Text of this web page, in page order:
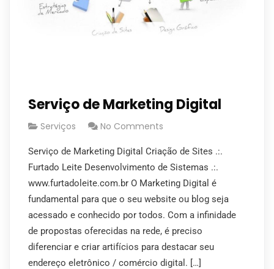
Serviço de Marketing Digital
Serviços No Comments
Serviço de Marketing Digital Criação de Sites .:.
Furtado Leite Desenvolvimento de Sistemas .:.
www.furtadoleite.com.br O Marketing Digital é
fundamental para que o seu website ou blog seja
acessado e conhecido por todos. Com a infinidade
de propostas oferecidas na rede, é preciso
diferenciar e criar artifícios para destacar seu
endereço eletrônico / comércio digital. […]